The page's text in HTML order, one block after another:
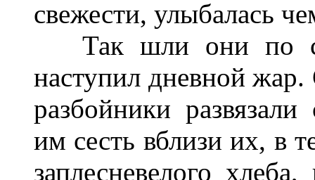
свежести, улыбалась
Так шли они по
наступил дневной
разбойники
им сесть вблизи их, в
заплесневелого